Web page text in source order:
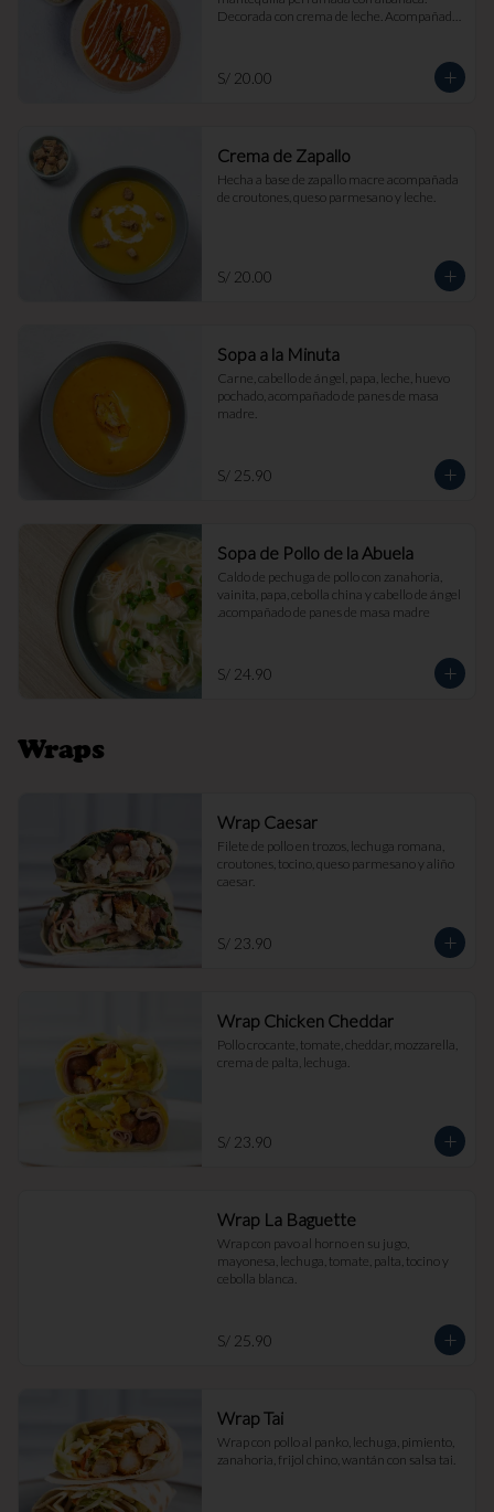
Decorada con crema de leche. Acompañada
S/ 20.00
Crema de Zapallo
Hecha a base de zapallo macre acompañada
de croutones, queso parmesano y leche.
S/ 20.00
Sopa a la Minuta
Carne, cabello de ángel, papa, leche, huevo
pochado, acompañado de panes de masa
madre.
S/ 25.90
Sopa de Pollo de la Abuela
Caldo de pechuga de pollo con zanahoria,
vainita, papa, cebolla china y cabello de ángel
.acompañado de panes de masa madre
S/ 24.90
Wraps
Wrap Caesar
Filete de pollo en trozos, lechuga romana,
croutones, tocino, queso parmesano y aliño
caesar.
S/ 23.90
Wrap Chicken Cheddar
Pollo crocante, tomate, cheddar, mozzarella,
crema de palta, lechuga.
S/ 23.90
Wrap La Baguette
Wrap con pavo al horno en su jugo,
mayonesa, lechuga, tomate, palta, tocino y
cebolla blanca.
S/ 25.90
Wrap Tai
Wrap con pollo al panko, lechuga, pimiento,
zanahoria, frijol chino, wantán con salsa tai.